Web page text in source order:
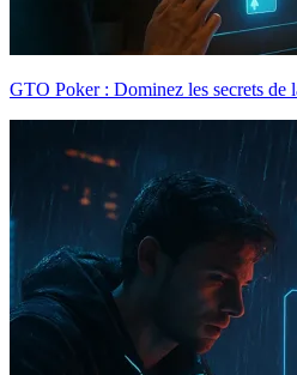
GTO Poker : Dominez les secrets de